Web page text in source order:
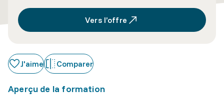
Vers l’offre
J'aime Comparer
Aperçu de la formation